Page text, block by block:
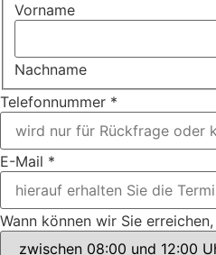
Vorname
Nachname
Telefonnummer *
E-Mail *
Sie
wir
sofern
Wann können wir Sie